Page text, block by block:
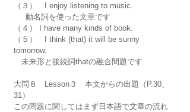
（３）　I enjoy listening to music.
     動名詞を使った文章です
（４） I have many kinds of book.
（５）　I think (that) it will be sunny
tomorrow.
未来形と接続詞thatの融合問題です
大問８　Lesson３　本文からの出題（P.30、
31）
この問題に関してはまず日本語で文章の流れ